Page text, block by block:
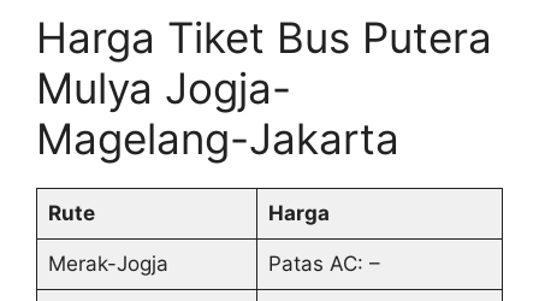
Harga Tiket Bus Putera
Mulya Jogja-
Magelang-Jakarta
Rute Harga
Merak-Jogja Patas AC: –